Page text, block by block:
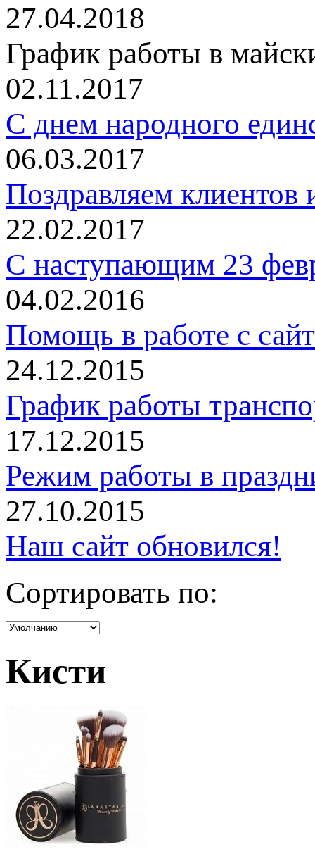
27.04.2018
График работы в
02.11.2017
C днем народного
06.03.2017
Поздравляем клиентов
22.02.2017
С наступающим 23
04.02.2016
Помощь в работе с
24.12.2015
График работы
17.12.2015
Режим работы в
27.10.2015
Наш сайт обновился!
Сортировать по:
Кисти